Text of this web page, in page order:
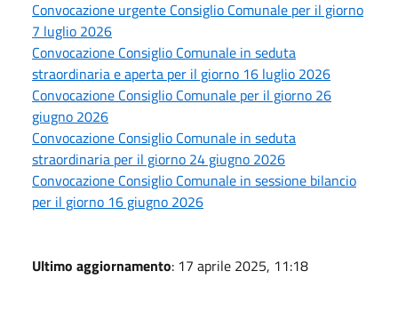
Convocazione urgente Consiglio Comunale per il giorno
7 luglio 2026
Convocazione Consiglio Comunale in seduta
straordinaria e aperta per il giorno 16 luglio 2026
Convocazione Consiglio Comunale per il giorno 26
giugno 2026
Convocazione Consiglio Comunale in seduta
straordinaria per il giorno 24 giugno 2026
Convocazione Consiglio Comunale in sessione bilancio
per il giorno 16 giugno 2026
Ultimo aggiornamento: 17 aprile 2025, 11:18